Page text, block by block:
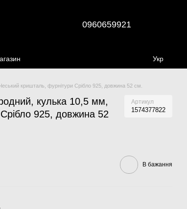
0960659921
Укр
кришталь, фурнітури Срібло 925, довжина 52 см.
кулька 10,5 мм,
925, довжина 52
Артикул
1574377822
В бажання